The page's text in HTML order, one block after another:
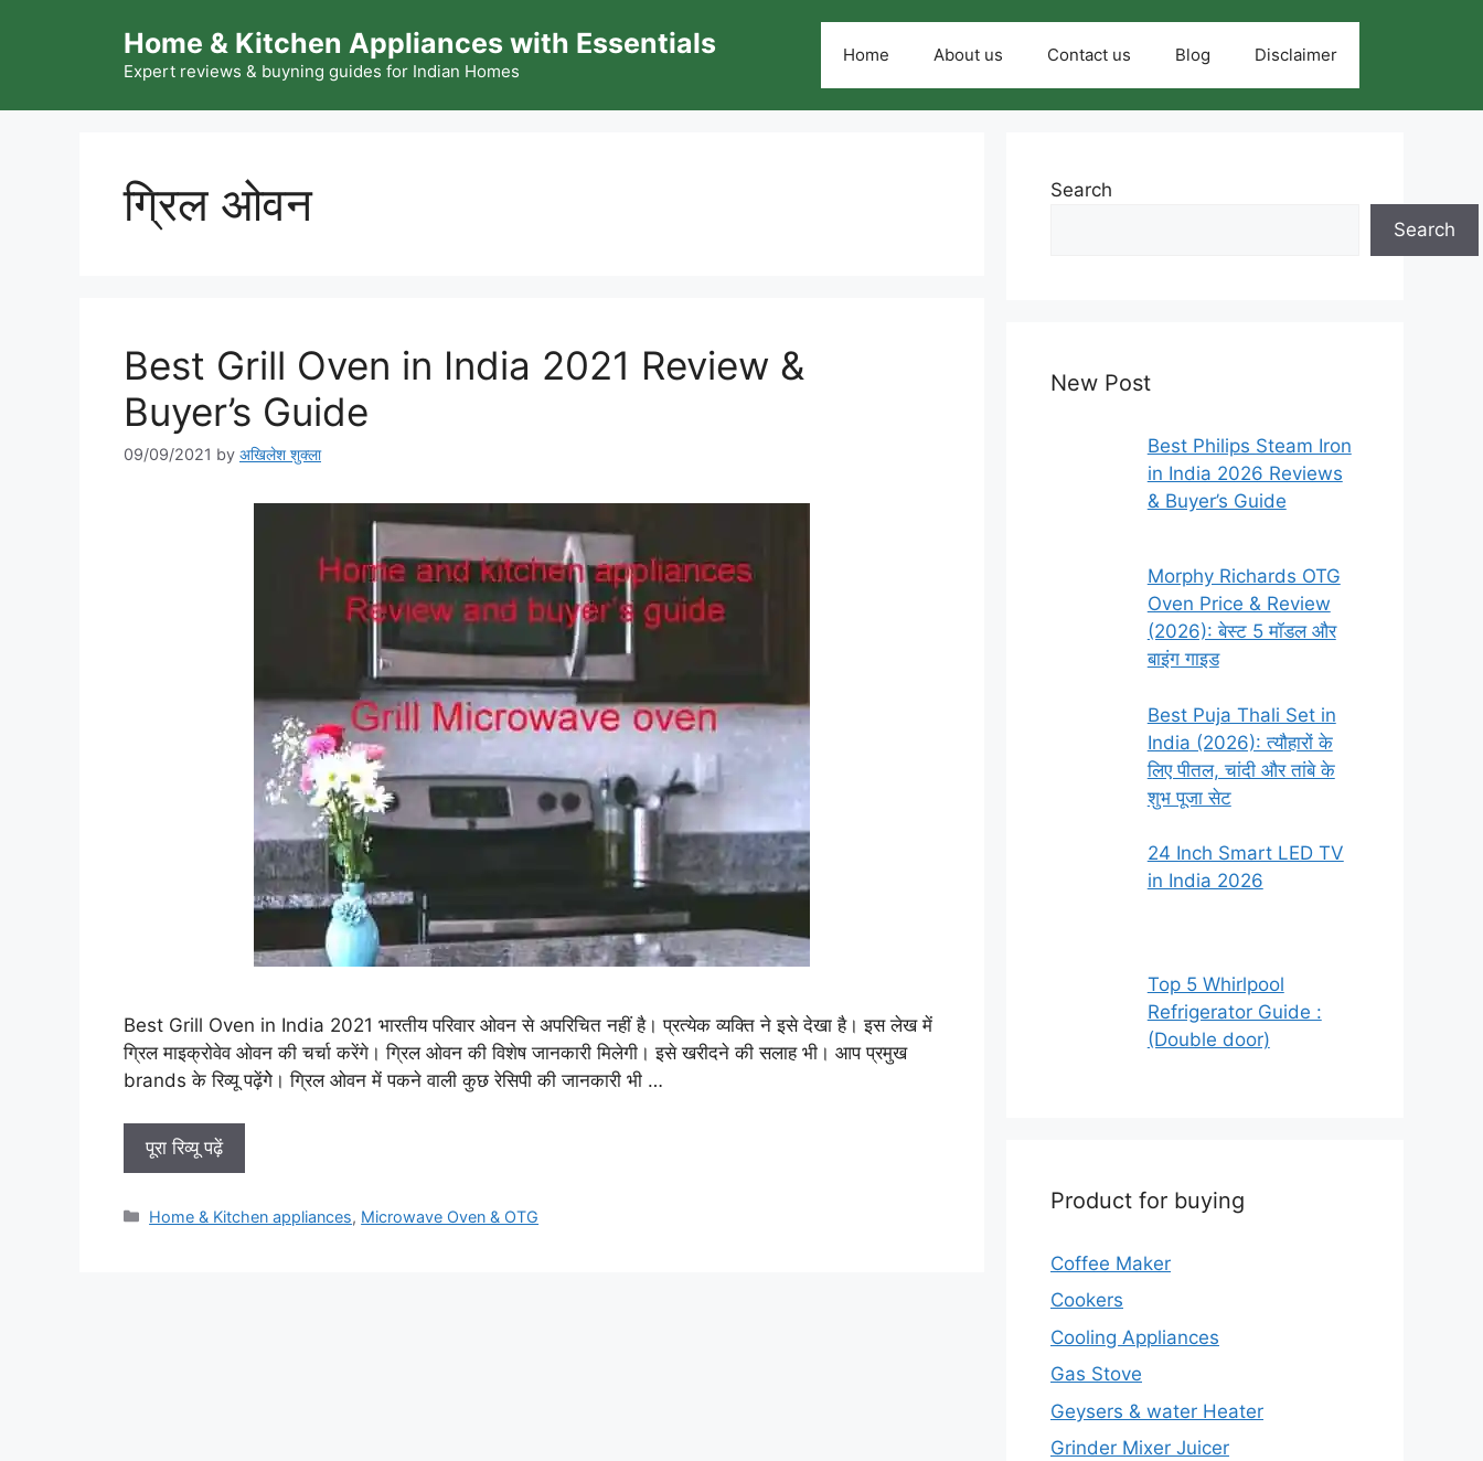
Home & Kitchen Appliances with Essentials
Expert reviews & buyning guides for Indian Homes
Home About us Contact us Blog Disclaimer
ग्रिल ओवन
Best Grill Oven in India 2021 Review &
Buyer’s Guide
09/09/2021 by अखिलेश शुक्ला
Best Grill Oven in India 2021 भारतीय परिवार ओवन से अपरिचित नहीं है। प्रत्येक व्यक्ति ने इसे देखा है। इस लेख में
ग्रिल माइक्रोवेव ओवन की चर्चा करेंगे। ग्रिल ओवन की विशेष जानकारी मिलेगी। इसे खरीदने की सलाह भी। आप प्रमुख
brands के रिव्यू पढ़ेंगेे। ग्रिल ओवन में पकने वाली कुछ रेसिपी की जानकारी भी …
पूरा रिव्यू पढ़ें
Categories
Home & Kitchen appliances, Microwave Oven & OTG
Search
Search
New Post
Best Philips Steam Iron
in India 2026 Reviews
& Buyer’s Guide
Morphy Richards OTG
Oven Price & Review
(2026): बेस्ट 5 मॉडल और
बाइंग गाइड
Best Puja Thali Set in
India (2026): त्यौहारों के
लिए पीतल, चांदी और तांबे के
शुभ पूजा सेट
24 Inch Smart LED TV
in India 2026
Top 5 Whirlpool
Refrigerator Guide :
(Double door)
Product for buying
Coffee Maker
Cookers
Cooling Appliances
Gas Stove
Geysers & water Heater
Grinder Mixer Juicer